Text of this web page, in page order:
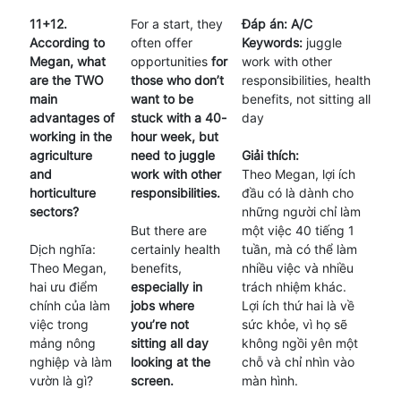
11+12.
According to
Megan, what
are the TWO
main
advantages of
working in the
agriculture
and
horticulture
sectors?
Dịch nghĩa:
Theo Megan,
hai ưu điểm
chính của làm
việc trong
mảng nông
nghiệp và làm
vườn là gì?
For a start, they
often offer
opportunities for
those who don’t
want to be
stuck with a 40-
hour week, but
need to juggle
work with other
responsibilities.
But there are
certainly health
benefits,
especially in
jobs where
you’re not
sitting all day
looking at the
screen.
Đáp án: A/C
Keywords: juggle
work with other
responsibilities, health
benefits, not sitting all
day
Giải thích:
Theo Megan, lợi ích
đầu có là dành cho
những người chỉ làm
một việc 40 tiếng 1
tuần, mà có thể làm
nhiều việc và nhiều
trách nhiệm khác.
Lợi ích thứ hai là về
sức khỏe, vì họ sẽ
không ngồi yên một
chỗ và chỉ nhìn vào
màn hình.